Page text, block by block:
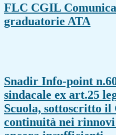
FLC CGIL
graduatorie ATA
Snadir Info-point
sindacale ex art.25
Scuola, sottoscritto il
continuità nei